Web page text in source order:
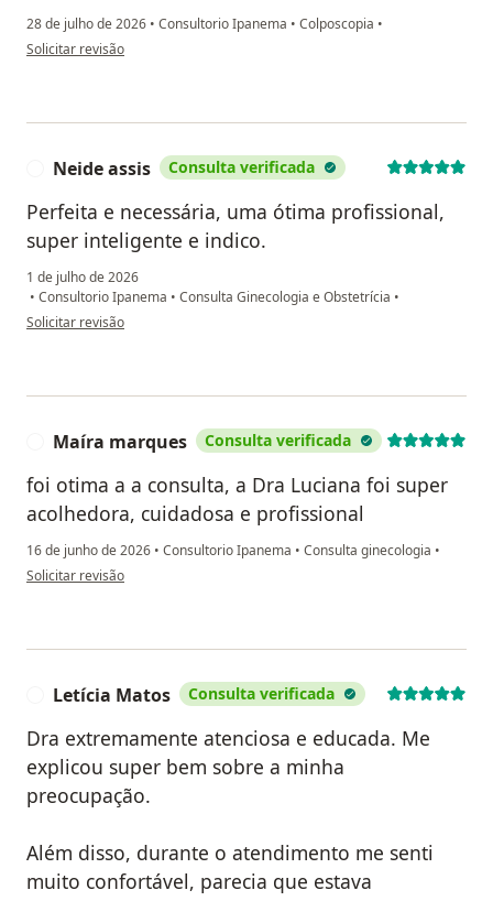
28 de julho de 2026 • Consultorio Ipanema • Colposcopia •
na opinião do utilizador Julia
Solicitar revisão
Neide assis Consulta verificada
Perfeita e necessária, uma ótima profissional,
super inteligente e indico.
1 de julho de 2026
• Consultorio Ipanema • Consulta Ginecologia e Obstetrícia •
na opinião do utilizador Neide assis
Solicitar revisão
Maíra marques Consulta verificada
foi otima a a consulta, a Dra Luciana foi super
acolhedora, cuidadosa e profissional
16 de junho de 2026 • Consultorio Ipanema • Consulta ginecologia •
na opinião do utilizador Maíra marques
Solicitar revisão
Letícia Matos Consulta verificada
Dra extremamente atenciosa e educada. Me
explicou super bem sobre a minha
preocupação.
Além disso, durante o atendimento me senti
muito confortável, parecia que estava